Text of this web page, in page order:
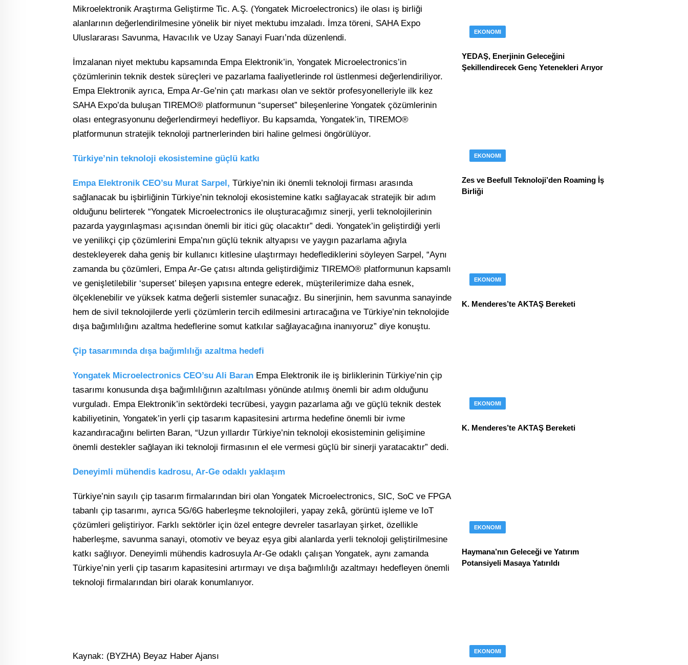
Mikroelektronik Araştırma Geliştirme Tic. A.Ş. (Yongatek Microelectronics) ile olası iş birliği
alanlarının değerlendirilmesine yönelik bir niyet mektubu imzaladı. İmza töreni, SAHA Expo
Uluslararası Savunma, Havacılık ve Uzay Sanayi Fuarı’nda düzenlendi.
İmzalanan niyet mektubu kapsamında Empa Elektronik’in, Yongatek Microelectronics’in
çözümlerinin teknik destek süreçleri ve pazarlama faaliyetlerinde rol üstlenmesi değerlendiriliyor.
Empa Elektronik ayrıca, Empa Ar-Ge’nin çatı markası olan ve sektör profesyonelleriyle ilk kez
SAHA Expo’da buluşan TIREMO® platformunun “superset” bileşenlerine Yongatek çözümlerinin
olası entegrasyonunu değerlendirmeyi hedefliyor. Bu kapsamda, Yongatek’in, TIREMO®
platformunun stratejik teknoloji partnerlerinden biri haline gelmesi öngörülüyor.
Türkiye’nin teknoloji ekosistemine güçlü katkı
Empa Elektronik CEO’su Murat Sarpel, Türkiye’nin iki önemli teknoloji firması arasında
sağlanacak bu işbirliğinin Türkiye’nin teknoloji ekosistemine katkı sağlayacak stratejik bir adım
olduğunu belirterek “Yongatek Microelectronics ile oluşturacağımız sinerji, yerli teknolojilerinin
pazarda yaygınlaşması açısından önemli bir itici güç olacaktır” dedi. Yongatek’in geliştirdiği yerli
ve yenilikçi çip çözümlerini Empa’nın güçlü teknik altyapısı ve yaygın pazarlama ağıyla
destekleyerek daha geniş bir kullanıcı kitlesine ulaştırmayı hedeflediklerini söyleyen Sarpel, “Aynı
zamanda bu çözümleri, Empa Ar-Ge çatısı altında geliştirdiğimiz TIREMO® platformunun kapsamlı
ve genişletilebilir ‘superset’ bileşen yapısına entegre ederek, müşterilerimize daha esnek,
ölçeklenebilir ve yüksek katma değerli sistemler sunacağız. Bu sinerjinin, hem savunma sanayinde
hem de sivil teknolojilerde yerli çözümlerin tercih edilmesini artıracağına ve Türkiye’nin teknolojide
dışa bağımlılığını azaltma hedeflerine somut katkılar sağlayacağına inanıyoruz” diye konuştu.
Çip tasarımında dışa bağımlılığı azaltma hedefi
Yongatek Microelectronics CEO’su Ali Baran Empa Elektronik ile iş birliklerinin Türkiye’nin çip
tasarımı konusunda dışa bağımlılığının azaltılması yönünde atılmış önemli bir adım olduğunu
vurguladı. Empa Elektronik’in sektördeki tecrübesi, yaygın pazarlama ağı ve güçlü teknik destek
kabiliyetinin, Yongatek’in yerli çip tasarım kapasitesini artırma hedefine önemli bir ivme
kazandıracağını belirten Baran, “Uzun yıllardır Türkiye’nin teknoloji ekosisteminin gelişimine
önemli destekler sağlayan iki teknoloji firmasının el ele vermesi güçlü bir sinerji yaratacaktır” dedi.
Deneyimli mühendis kadrosu, Ar-Ge odaklı yaklaşım
Türkiye’nin sayılı çip tasarım firmalarından biri olan Yongatek Microelectronics, SIC, SoC ve FPGA
tabanlı çip tasarımı, ayrıca 5G/6G haberleşme teknolojileri, yapay zekâ, görüntü işleme ve IoT
çözümleri geliştiriyor. Farklı sektörler için özel entegre devreler tasarlayan şirket, özellikle
haberleşme, savunma sanayi, otomotiv ve beyaz eşya gibi alanlarda yerli teknoloji geliştirilmesine
katkı sağlıyor. Deneyimli mühendis kadrosuyla Ar-Ge odaklı çalışan Yongatek, aynı zamanda
Türkiye’nin yerli çip tasarım kapasitesini artırmayı ve dışa bağımlılığı azaltmayı hedefleyen önemli
teknoloji firmalarından biri olarak konumlanıyor.
Kaynak: (BYZHA) Beyaz Haber Ajansı
EKONOMI
YEDAŞ, Enerjinin Geleceğini
Şekillendirecek Genç Yetenekleri Arıyor
EKONOMI
Zes ve Beefull Teknoloji’den Roaming İş
Birliği
EKONOMI
K. Menderes’te AKTAŞ Bereketi
EKONOMI
K. Menderes’te AKTAŞ Bereketi
EKONOMI
Haymana’nın Geleceği ve Yatırım
Potansiyeli Masaya Yatırıldı
EKONOMI